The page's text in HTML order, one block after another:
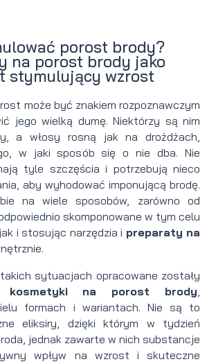
porost brody?
na porost brody jako
stymulujący wzrost
może być znakiem rozpoznawczym
jego wielką dumę. Niektórzy są nim
a włosy rosną jak na drożdżach,
w jaki sposób się o nie dba. Nie
tyle szczęścia i potrzebują nieco
aby wyhodować imponującą brodę.
na wiele sposobów, zarówno od
skomponowane w tym celu
i stosując narzędzia i preparaty na
sytuacjach opracowane zostały
kosmetyki na porost brody
formach i wariantach. Nie są to
eliksiry, dzięki którym w tydzień
jednak zawarte w nich substancje
wpływ na wzrost i skuteczne